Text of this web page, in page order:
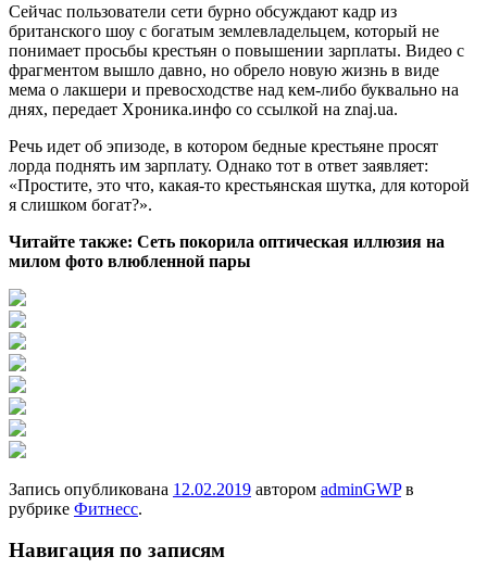
Сейчас пользователи сети бурно обсуждают кадр из
британского шоу с богатым землевладельцем, который не
понимает просьбы крестьян о повышении зарплаты. Видео с
фрагментом вышло давно, но обрело новую жизнь в виде
мема о лакшери и превосходстве над кем-либо буквально на
днях, передает Хроника.инфо со ссылкой на znaj.ua.
Речь идет об эпизоде, в котором бедные крестьяне просят
лорда поднять им зарплату. Однако тот в ответ заявляет:
«Простите, это что, какая-то крестьянская шутка, для которой
я слишком богат?».
Читайте также: Сеть покорила оптическая иллюзия на
милом фото влюбленной пары
Запись опубликована 12.02.2019 автором adminGWPв
рубрике Фитнесс.
Навигация по записям